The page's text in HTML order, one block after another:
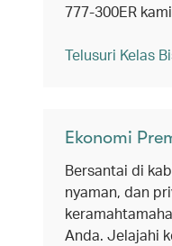
777-300ER
Telusuri Kelas
Ekonomi
Bersantai di
nyaman, dan
Anda. Jelajahi